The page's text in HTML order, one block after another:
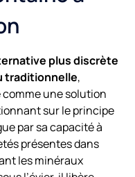
plus discrète
traditionnelle,
comme une solution
sur le principe
par sa capacité à
présentes dans
les minéraux